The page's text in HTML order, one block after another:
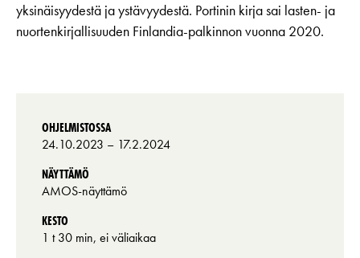
yksinäisyydestä ja ystävyydestä. Portinin kirja sai lasten- ja
nuortenkirjallisuuden Finlandia-palkinnon vuonna 2020.
OHJELMISTOSSA
24.10.2023 – 17.2.2024
NÄYTTÄMÖ
AMOS-näyttämö
KESTO
1 t 30 min, ei väliaikaa